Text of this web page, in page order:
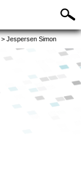
> Jespersen Simon